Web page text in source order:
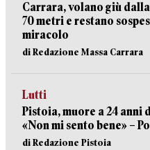
Carrara, volano giù
70 metri e restano
miracolo
di Redazione Massa Carrara
Lutti
Pistoia, muore a 24 anni
«Non mi sento bene» –
di Redazione Pistoia